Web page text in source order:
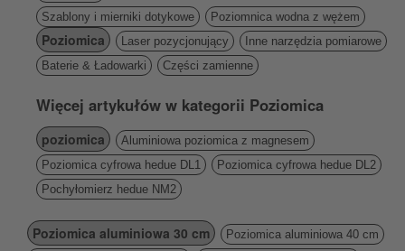
Szablony i mierniki dotykowe
Poziomnica wodna z wężem
Poziomica Laser pozycjonujący
Inne narzędzia pomiarowe
Baterie & Ładowarki
Części zamienne
Więcej artykułów w kategorii Poziomica
poziomica
Aluminiowa poziomica z magnesem
Poziomica cyfrowa hedue DL1
Poziomica cyfrowa hedue DL2
Pochyłomierz hedue NM2
Poziomica aluminiowa 30 cm
Poziomica aluminiowa 40 cm